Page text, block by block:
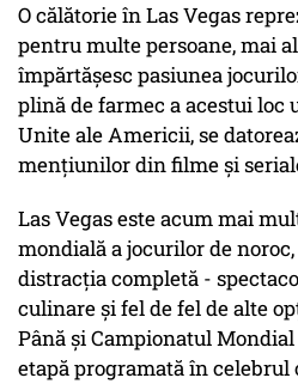
O călătorie în Las Vegas
pentru multe persoane, mai
împărtășesc pasiunea
plină de farmec a acestui loc
Unite ale Americii, se
mențiunilor din filme și
Las Vegas este acum mai
mondială a jocurilor de
distracția completă -
culinare și fel de fel de alte
Până și Campionatul Mondial
etapă programată în celebrul